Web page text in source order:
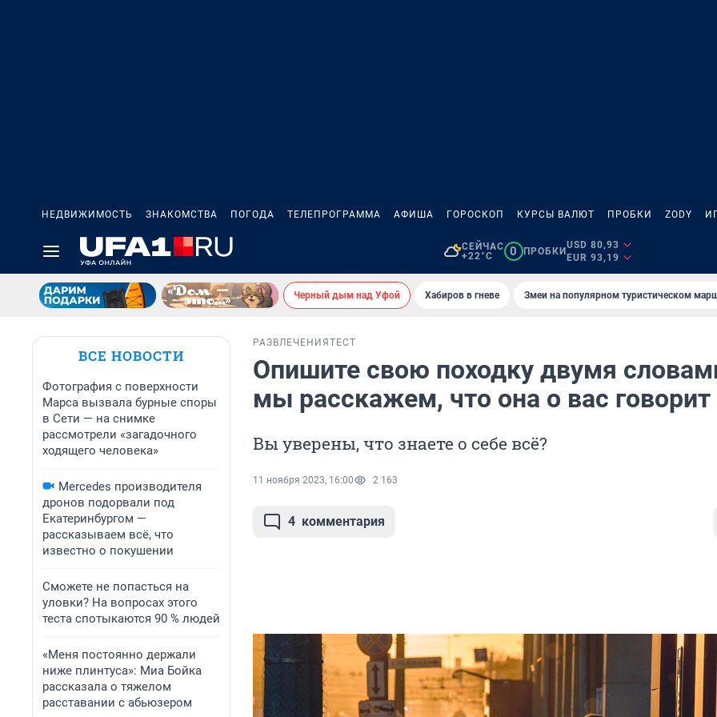
НЕДВИЖИМОСТЬ ЗНАКОМСТВА ПОГОДА ТЕЛЕПРОГРАММА АФИША ГОРОСКОП КУРСЫ ВАЛЮТ ПРОБКИ ZODY
СЕЙЧАС
+22°C
0 ПРОБКИ
USD 80,93
EUR 93,19
Черный дым над Уфой Хабиров в гневе Змеи на популярном туристическом
ВСЕ НОВОСТИ
Фотография с поверхности
Марса вызвала бурные споры
в Сети — на снимке
рассмотрели «загадочного
ходящего человека»
Mercedes производителя
дронов подорвали под
Екатеринбургом —
рассказываем всё, что
известно о покушении
Сможете не попасться на
уловки? На вопросах этого
теста спотыкаются 90 % людей
«Меня постоянно держали
ниже плинтуса»: Миа Бойка
рассказала о тяжелом
расставании с абьюзером
РАЗВЛЕЧЕНИЯ ТЕСТ
Опишите свою походку двумя
мы расскажем, что она о вас говорит
Вы уверены, что знаете о себе всё?
11 ноября 2023, 16:00 2 163
4 комментария